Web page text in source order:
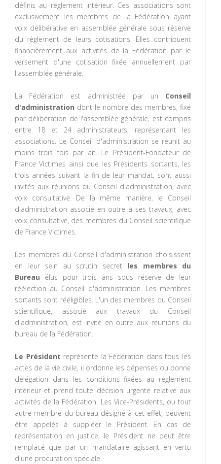
définis au règlement intérieur. Ces associations sont
exclusivement les membres de la Fédération ayant
voix délibérative en assemblée générale sous réserve
du règlement de leurs cotisations. Elles contribuent
financièrement aux activités de la Fédération par le
versement d'une cotisation fixée annuellement par
l'assemblée générale.
La Fédération est administrée par un Conseil
d'administration dont le nombre des membres, fixé
par délibération de l'assemblée générale, est compris
entre 18 et 24 administrateurs, représentant les
associations. Le Conseil d'administration se réunit au
moins trois fois par an. Le Président-Fondateur de
France Victimes ainsi que les Présidents sortants, les
trois années suivant la fin de leur mandat, sont aussi
invités aux réunions du Conseil d'administration, avec
voix consultative. De la même manière, le Conseil
d'administration associe en outre à ses travaux, avec
voix consultative, des membres du Conseil scientifique
de France Victimes.
Les membres du Conseil d'administration choisissent
en leur sein au scrutin secret les membres du
Bureau élus pour trois ans sous réserve de leur
réélection au Conseil d'administration. Les membres
sortants sont rééligibles. L'un des membres du Conseil
scientifique, associé aux travaux du Conseil
d'administration, est invité en outre aux réunions du
bureau de la Fédération.
Le Président représente la Fédération dans tous les
actes de la vie civile, il ordonne les dépenses ou donne
délégation dans les conditions fixées au règlement
intérieur et prend toute décision urgente relative aux
activités de la Fédération. Les Vice-Présidents, ou tout
autre membre du bureau désigné à cet effet, peuvent
être appelés à suppléer le Président. En cas de
représentation en justice, le Président ne peut être
remplacé que par un mandataire agissant en vertu
d'une procuration spéciale.